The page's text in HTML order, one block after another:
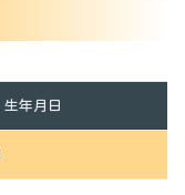
生年月日